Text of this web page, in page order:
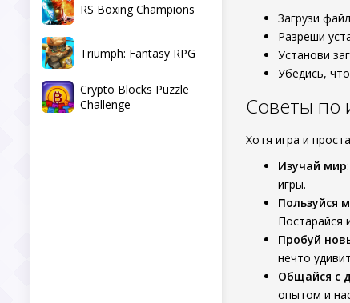
RS Boxing Champions
Triumph: Fantasy RPG
Crypto Blocks Puzzle
Challenge
Загрузи
Разреши
Установи
Убедись,
Советы по
Хотя игра и
Изучай мир
игры.
Пользуйся
Постарайся
Пробуй
нечто
Общайся с
опытом и